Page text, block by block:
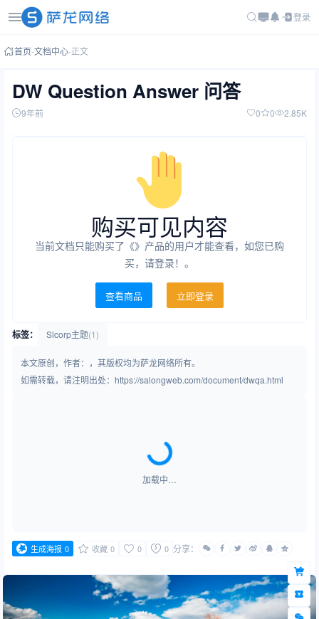
登录
首页-文档中心-正文
DW Question Answer 问答
9年前 0 0 2.85K
购买可见内容
当前文档只能购买了《》产品的用户才能查看，如您已购
买，请登录！。
查看商品 立即登录
标签： Slcorp主题(1)
本文原创，作者：，其版权均为萨龙网络所有。
如需转载，请注明出处：https://salongweb.com/document/dwqa.html
加载中…
生成海报 0 收藏 0 0 0 分享：